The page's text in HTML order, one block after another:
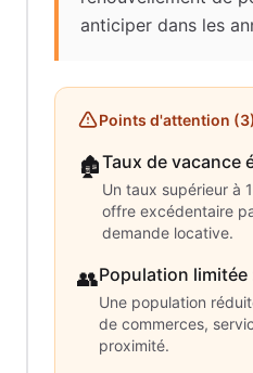
anticiper dans les
Points d'attention (3)
🏚️Taux de vacance
Un taux supérieur à
offre excédentaire
demande locative.
👥Population limitée
Une population
de commerces,
proximité.